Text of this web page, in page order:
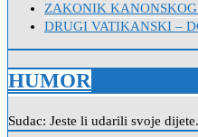
ZAKONIK KANONSKOG
DRUGI VATIKANSKI –
HUMOR
Sudac: Jeste li udarili svoje